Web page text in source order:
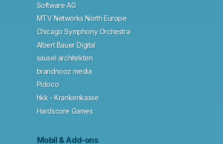
Software AG
MTV Networks North Europe
Chicago Symphony Orchestra
Albert Bauer Digital
sausel architekten
brandnooz media
Pidoco
hkk - Krankenkasse
Hardscore Games
Mobil & Add-ons